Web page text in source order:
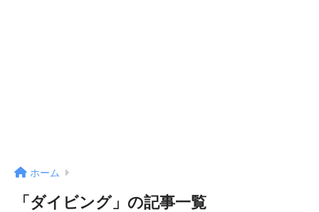
ホーム
「ダイビング」の記事一覧